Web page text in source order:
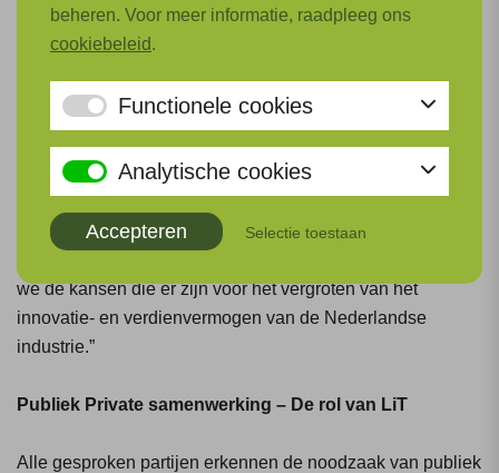
Het ministerie probeert te voorkomen dat infrastructuur
straks de bottleneck wordt. „via het MIEK-programma
(Meerjarenprogramma Infrastructuur Energie en Klimaat)
wordt bijvoorbeeld verkend of er een aftakking kan komen
naar Schiphol van de waterstof backbone,” zegt Beoletto.
Over de samenwerking met de markt zegt ze “LiT krijgt
Groeifondsgeld om risico’s te verkleinen en kennis te
we de kansen die er zijn voor het vergroten van het
innovatie- en verdienvermogen van de Nederlandse
industrie.”
Publiek Private samenwerking – De rol van LiT
Alle gesproken partijen erkennen de noodzaak van publiek
beheren. Voor meer informatie, raadpleeg ons
cookiebeleid.
Functionele cookies
Analytische cookies
Accepteren Selectie toestaan